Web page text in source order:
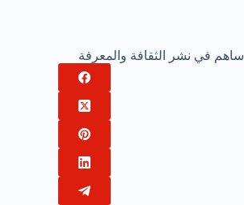
ساهم في نشر الثقافة والمعرفة